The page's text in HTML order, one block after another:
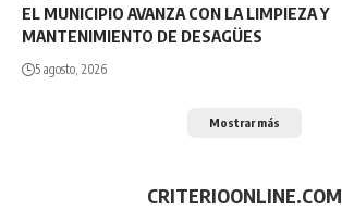
EL MUNICIPIO AVANZA CON LA LIMPIEZA Y
MANTENIMIENTO DE DESAGÜES
5 agosto, 2026
Mostrar más
CRITERIOONLINE.COM